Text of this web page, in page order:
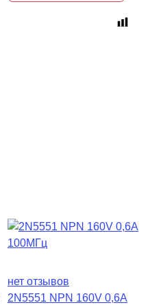
нет отзывов
2N5551 NPN 160V 0,6A